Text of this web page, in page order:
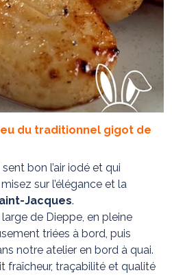
du traditionnel gigot de
bon l’air iodé et qui
sur l’élégance et la
Jacques.
de Dieppe, en pleine
triées à bord, puis
notre atelier en bord à quai.
fraîcheur, traçabilité et qualité